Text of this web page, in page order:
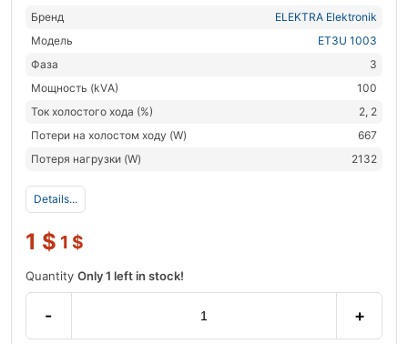
Бренд
ELEKTRA Elektronik
Модель
ET3U 1003
Фаза
3
Мощность (kVА)
100
Ток холостого хода (%)
2, 2
Потери на холостом ходу (W)
667
Потеря нагрузки (W)
2132
Details...
1 $ 1 $
Quantity Only 1 left in stock!
- +